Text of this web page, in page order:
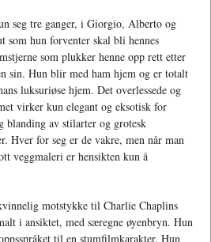
seg tre ganger, i Giorgio, Alberto og
som hun forventer skal bli hennes
som plukker henne opp rett etter
sin. Hun blir med ham hjem og er totalt
luksuriøse hjem. Det overlessede og
virker kun elegant og eksotisk for
blanding av stilarter og grotesk
Hver for seg er de vakre, men når man
veggmaleri er hensikten kun å
motstykke til Charlie Chaplins
i ansiktet, med særegne øyenbryn. Hun
til en stumfilmkarakter. Hun